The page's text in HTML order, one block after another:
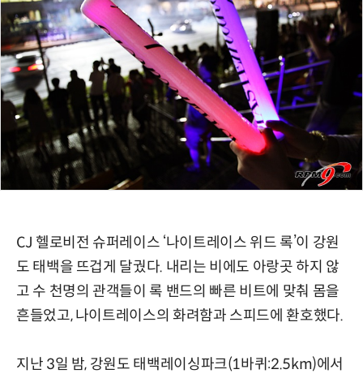
CJ 헬로비전 슈퍼레이스 ‘나이트레이스 위드 록’이 강원
도 태백을 뜨겁게 달궜다. 내리는 비에도 아랑곳 하지 않
고 수 천명의 관객들이 록 밴드의 빠른 비트에 맞춰 몸을
흔들었고, 나이트레이스의 화려함과 스피드에 환호했다.
지난 3일 밤, 강원도 태백레이싱파크(1바퀴:2.5km)에서